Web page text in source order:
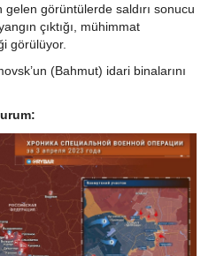
gelen görüntülerde saldırı sonucu
çıktığı, mühimmat
görülüyor.
(Bahmut) idari binalarını